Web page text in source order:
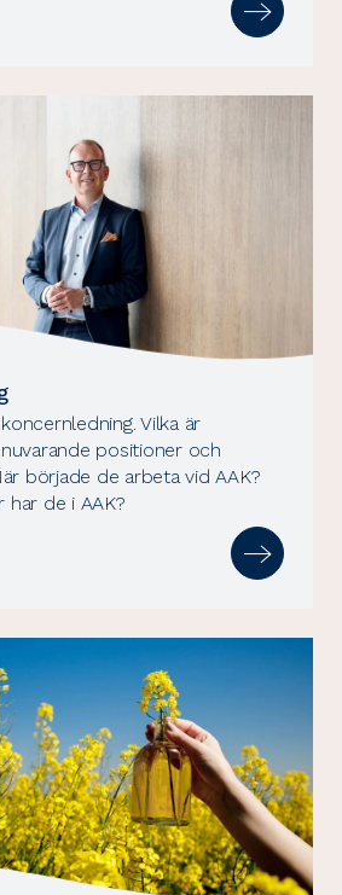
Vilka är
positioner och
började de arbeta vid AAK?
har de i AAK?